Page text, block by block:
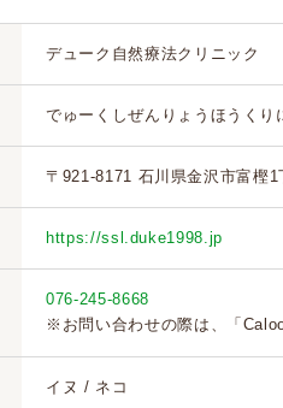
デューク自然療法クリニック
でゅーくしぜんりょうほうくり
〒921-8171 石川県金沢市富樫1
https://ssl.duke1998.jp
076-245-8668
※お問い合わせの際は、「
イヌ / ネコ